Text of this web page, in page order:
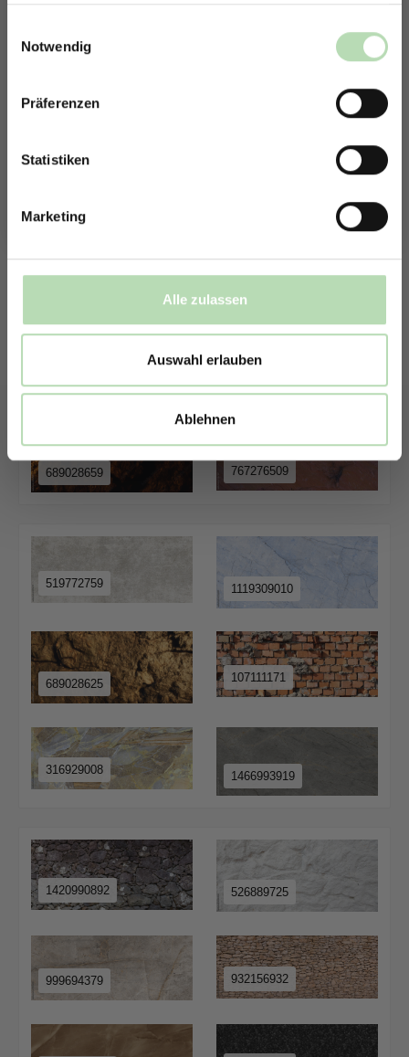
Notwendig
Präferenzen
Statistiken
Marketing
Alle zulassen
Auswahl erlauben
Ablehnen
770078368
689028659 767276509
519772759 1119309010
689028625 107111171
316929008 1466993919
1420990892 526889725
999694379 932156932